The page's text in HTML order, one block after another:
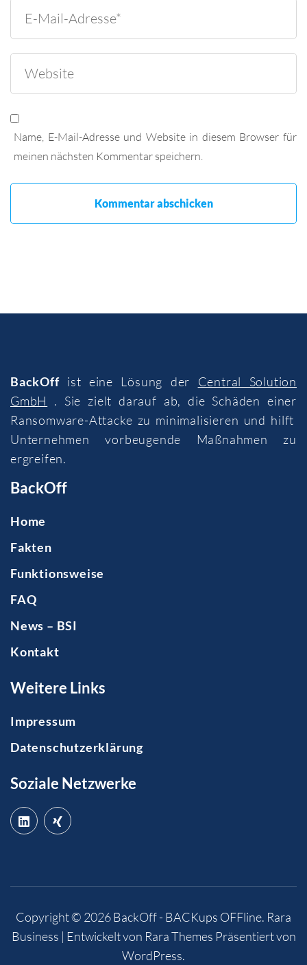
Name, E-Mail-Adresse und Website in diesem Browser für
meinen nächsten Kommentar speichern.
BackOffist eine Lösung der Central Solution
GmbH
. Sie zielt darauf ab, die Schäden einer
Ransomware-Attacke zu minimalisieren und hilft
Unternehmen vorbeugende Maßnahmen zu
ergreifen.
BackOff
Home
Fakten
Funktionsweise
FAQ
News – BSI
Kontakt
Weitere Links
Impressum
Datenschutzerklärung
Soziale Netzwerke
Copyright © 2026BackOff - BACKups OFFline. Rara
Business | Entwickelt von Rara Themes Präsentiert von
WordPress.